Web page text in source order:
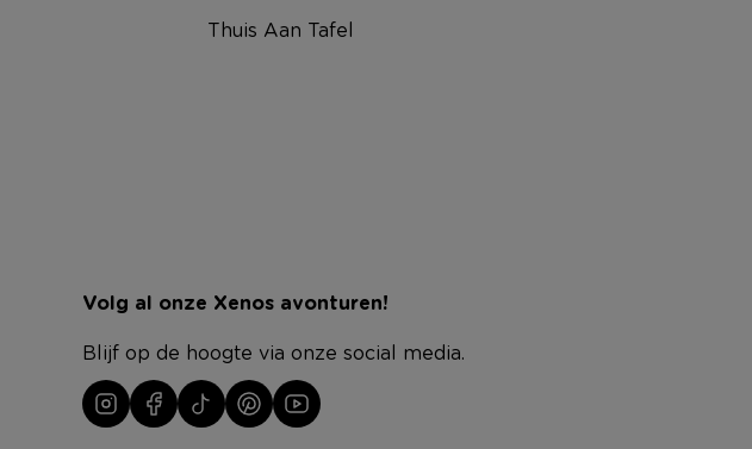
Thuis Aan Tafel
Volg al onze Xenos avonturen!
Blijf op de hoogte via onze social media.